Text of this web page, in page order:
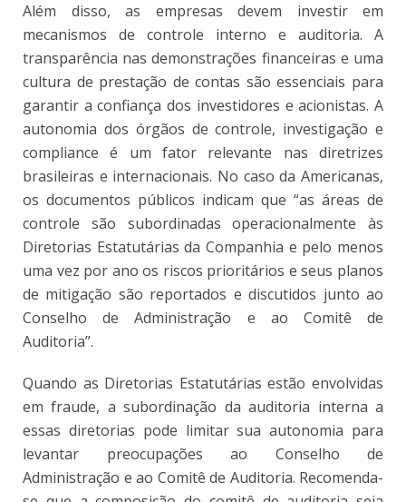
Além disso, as empresas devem investir em
mecanismos de controle interno e auditoria. A
transparência nas demonstrações financeiras e uma
cultura de prestação de contas são essenciais para
garantir a confiança dos investidores e acionistas. A
autonomia dos órgãos de controle, investigação e
compliance é um fator relevante nas diretrizes
brasileiras e internacionais. No caso da Americanas,
os documentos públicos indicam que “as áreas de
controle são subordinadas operacionalmente às
Diretorias Estatutárias da Companhia e pelo menos
uma vez por ano os riscos prioritários e seus planos
de mitigação são reportados e discutidos junto ao
Conselho de Administração e ao Comitê de
Auditoria”.
Quando as Diretorias Estatutárias estão envolvidas
em fraude, a subordinação da auditoria interna a
essas diretorias pode limitar sua autonomia para
levantar preocupações ao Conselho de
Administração e ao Comitê de Auditoria. Recomenda-